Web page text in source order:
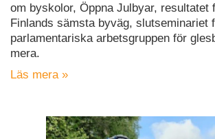
om byskolor, Öppna Julbyar, resultatet
Finlands sämsta byväg, slutseminariet
parlamentariska arbetsgruppen för
mera.
Läs mera »